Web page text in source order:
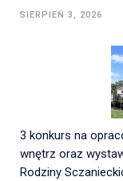
SIERPIEŃ 3, 2026
3 konkurs na
wnętrz oraz
Rodziny